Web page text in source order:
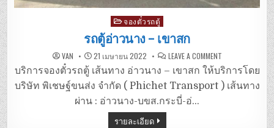
Posted
in
จองตั๋วรถตู้
รถตู้อ่าวนาง – เขาสก
VAN 21 เมษายน 2022 LEAVE A COMMENTON
ตู้
อ่าว
นาง
–
บริการจองตั๋วรถตู้ เส้นทาง อ่าวนาง – เขาสก ให้บริการโดย
บริษัท พิเชษฐ์ขนส่ง จำกัด ( Phichet Transport ) เส้นทาง
ผ่าน : อ่าวนาง-บขส.กระบี่-อ่…
รายละเอียด